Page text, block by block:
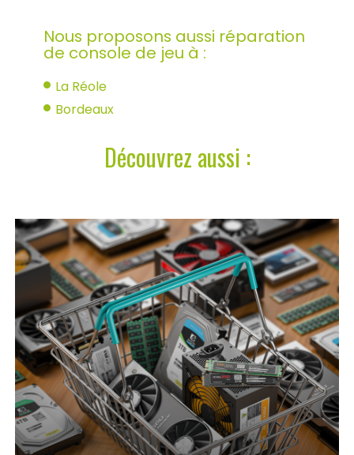
Nous proposons aussi réparation
de console de jeu à :
La Réole
Bordeaux
Découvrez aussi :